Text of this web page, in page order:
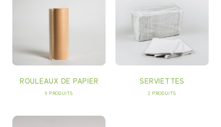
ROULEAUX DE PAPIER
9 PRODUITS
SERVIETTES
2 PRODUITS